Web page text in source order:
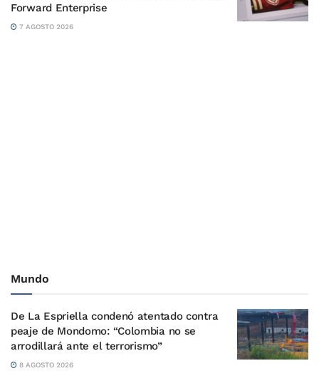
Forward Enterprise
7 AGOSTO 2026
Mundo
De La Espriella condenó atentado contra
peaje de Mondomo: “Colombia no se
arrodillará ante el terrorismo”
8 AGOSTO 2026